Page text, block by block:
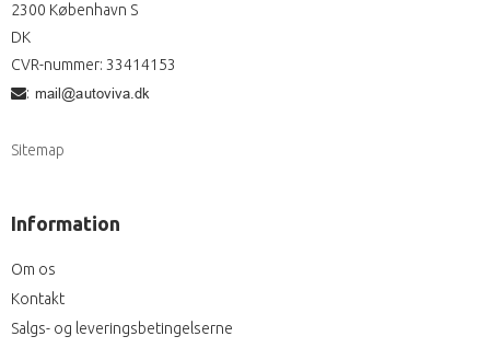
2300 København S
DK
CVR-nummer: 33414153
:
Sitemap
Information
Om os
Kontakt
Salgs- og leveringsbetingelserne